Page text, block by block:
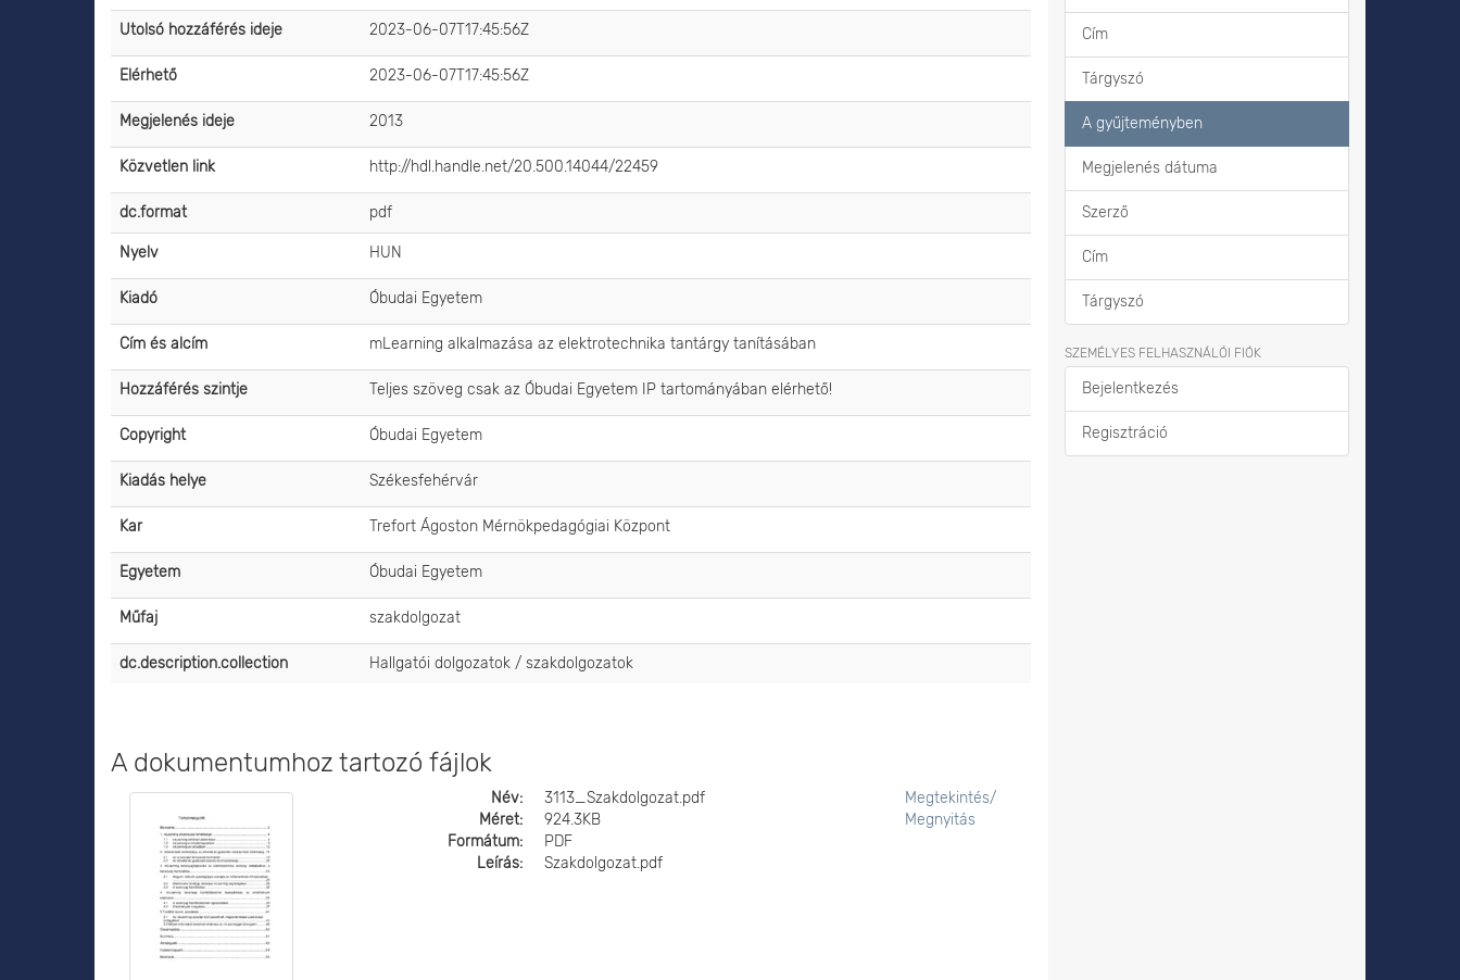
Utolsó hozzáférés ideje 2023-06-07T17:45:56Z
Elérhető 2023-06-07T17:45:56Z
Megjelenés ideje 2013
Közvetlen link http://hdl.handle.net/20.500.14044/22459
dc.format pdf
Nyelv HUN
Kiadó Óbudai Egyetem
Cím és alcím mLearning alkalmazása az elektrotechnika tantárgy tanításában
Hozzáférés szintje Teljes szöveg csak az Óbudai Egyetem IP tartományában elérhető!
Copyright Óbudai Egyetem
Kiadás helye Székesfehérvár
Kar Trefort Ágoston Mérnökpedagógiai Központ
Egyetem Óbudai Egyetem
Műfaj szakdolgozat
dc.description.collection Hallgatói dolgozatok / szakdolgozatok
A dokumentumhoz tartozó fájlok
Név:
3113_Szakdolgozat.pdf
Méret:
924.3KB
Formátum:
PDF
Leírás:
Szakdolgozat.pdf
Megtekintés/
Megnyitás
Cím
Tárgyszó
A gyűjteményben
Megjelenés dátuma
Szerző
Cím
Tárgyszó
SZEMÉLYES FELHASZNÁLÓI FIÓK
Bejelentkezés
Regisztráció